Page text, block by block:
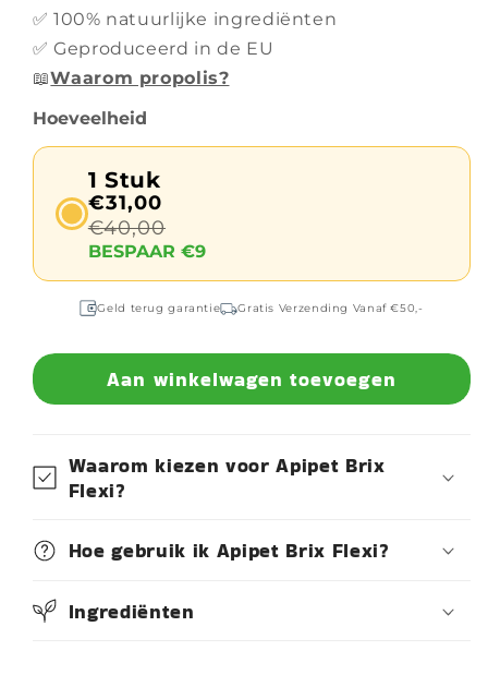
✅ 100% natuurlijke ingrediënten
✅ Geproduceerd in de EU
📖Waarom propolis?
Hoeveelheid
1 Stuk
€31,00
€40,00
BESPAAR €9
Geld terug garantie Gratis Verzending Vanaf €50,-
Aan winkelwagen toevoegen
Waarom kiezen voor Apipet Brix
Flexi?
Hoe gebruik ik Apipet Brix Flexi?
Ingrediënten